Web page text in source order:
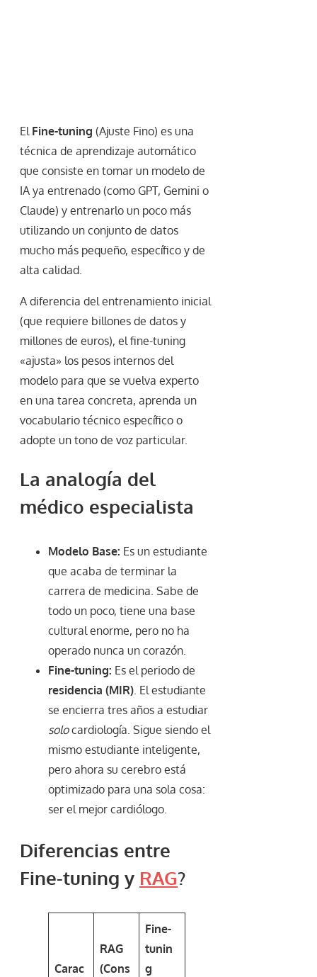
El Fine-tuning (Ajuste Fino) es una
técnica de aprendizaje automático
que consiste en tomar un modelo de
IA ya entrenado (como GPT, Gemini o
Claude) y entrenarlo un poco más
utilizando un conjunto de datos
mucho más pequeño, específico y de
alta calidad.
A diferencia del entrenamiento inicial
(que requiere billones de datos y
millones de euros), el fine-tuning
«ajusta» los pesos internos del
modelo para que se vuelva experto
en una tarea concreta, aprenda un
vocabulario técnico específico o
adopte un tono de voz particular.
La analogía del
médico especialista
Modelo Base: Es un estudiante
que acaba de terminar la
carrera de medicina. Sabe de
todo un poco, tiene una base
cultural enorme, pero no ha
operado nunca un corazón.
Fine-tuning: Es el periodo de
residencia (MIR). El estudiante
se encierra tres años a estudiar
solocardiología. Sigue siendo el
mismo estudiante inteligente,
pero ahora su cerebro está
optimizado para una sola cosa:
ser el mejor cardiólogo.
Diferencias entre
Fine-tuning y RAG?
Carac
RAG
(Cons
Fine-
tunin
g